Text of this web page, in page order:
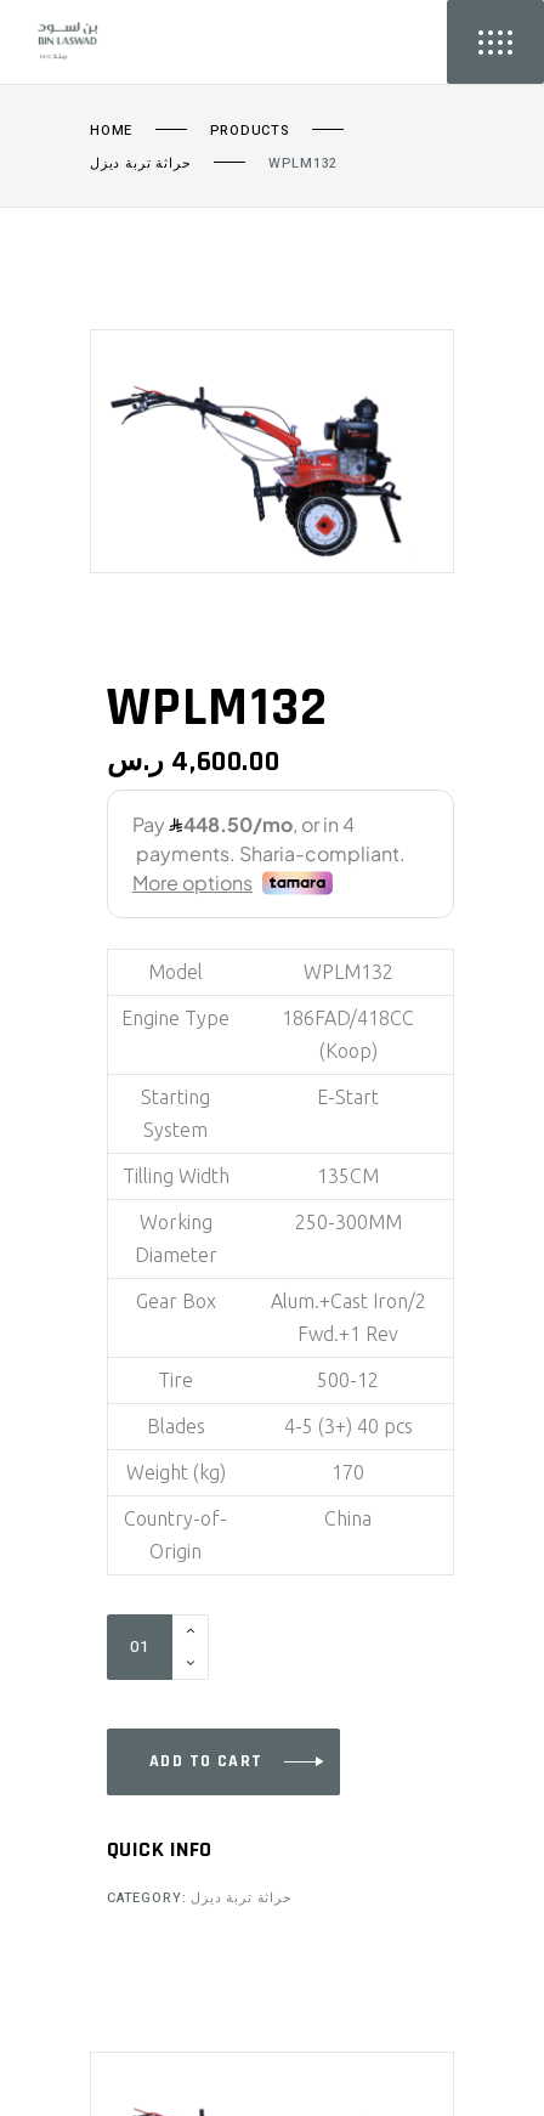
HOME
PRODUCTS
حراثة تربة ديزل
WPLM132
WPLM132
4,600.00 ر.س
Model WPLM132
Engine Type
186FAD/418CC
(Koop)
Starting
System
E-Start
Tilling Width 135CM
Working
Diameter
250-300MM
Gear Box
Alum.+Cast Iron/2
Fwd.+1 Rev
Tire 500-12
Blades 4-5 (3+) 40 pcs
Weight (kg) 170
Country-of-
Origin
China
WPLM132
ADD TO CART
QUICK INFO
CATEGORY:حراثة تربة ديزل